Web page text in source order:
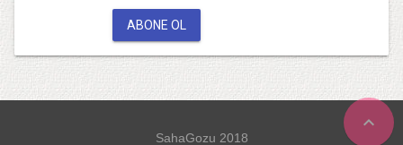
expand_less
ABONE OL
SahaGozu 2018